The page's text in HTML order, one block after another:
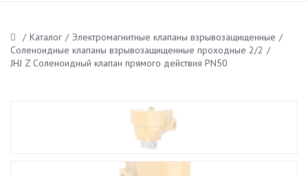
/ Каталог / Электромагнитные клапаны взрывозащищенные /
Соленоидные клапаны взрывозащищенные проходные 2/2 /
JHJ Z Соленоидный клапан прямого действия PN50